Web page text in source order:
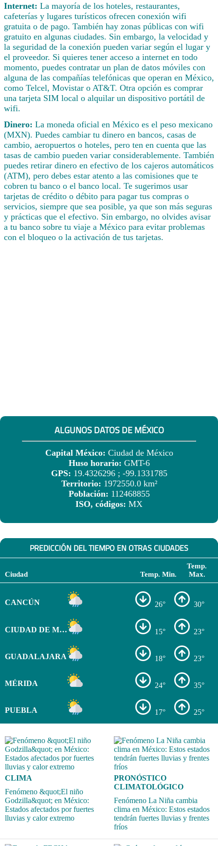
Internet: La mayoría de los hoteles, restaurantes,
cafeterías y lugares turísticos ofrecen conexión wifi
gratuita o de pago. También hay zonas públicas con wifi
gratuito en algunas ciudades. Sin embargo, la velocidad y
la seguridad de la conexión pueden variar según el lugar y
el proveedor. Si quieres tener acceso a internet en todo
momento, puedes contratar un plan de datos móviles con
alguna de las compañías telefónicas que operan en México,
como Telcel, Movistar o AT&T. Otra opción es comprar
una tarjeta SIM local o alquilar un dispositivo portátil de
wifi.
Dinero: La moneda oficial en México es el peso mexicano
(MXN). Puedes cambiar tu dinero en bancos, casas de
cambio, aeropuertos o hoteles, pero ten en cuenta que las
tasas de cambio pueden variar considerablemente. También
puedes retirar dinero en efectivo de los cajeros automáticos
(ATM), pero debes estar atento a las comisiones que te
cobren tu banco o el banco local. Te sugerimos usar
tarjetas de crédito o débito para pagar tus compras o
servicios, siempre que sea posible, ya que son más seguras
y prácticas que el efectivo. Sin embargo, no olvides avisar
a tu banco sobre tu viaje a México para evitar problemas
con el bloqueo o la activación de tus tarjetas.
ALGUNOS DATOS DE MÉXICO
Capital México: Ciudad de México
Huso horario: GMT-6
GPS: 19.4326296 ; -99.1331785
Territorio: 1972550.0 km²
Población: 112468855
ISO, códigos: MX
PREDICCIÓN DEL TIEMPO EN OTRAS CIUDADES
Ciudad Temp. Min.
Temp.
Max.
CANCÚN 26° 30°
CIUDAD DE MÉXICO 15° 23°
GUADALAJARA 18° 23°
MÉRIDA 24° 35°
PUEBLA 17° 25°
CLIMA
Fenómeno &quot;El niño
Godzilla&quot; en México:
Estados afectados por fuertes
lluvias y calor extremo
PRONÓSTICO
CLIMATOLÓGICO
Fenómeno La Niña cambia
clima en México: Estos estados
tendrán fuertes lluvias y frentes
fríos